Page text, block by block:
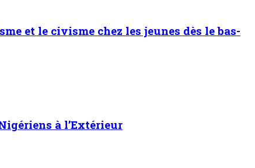
et le civisme chez les jeunes dès le bas-
à l’Extérieur